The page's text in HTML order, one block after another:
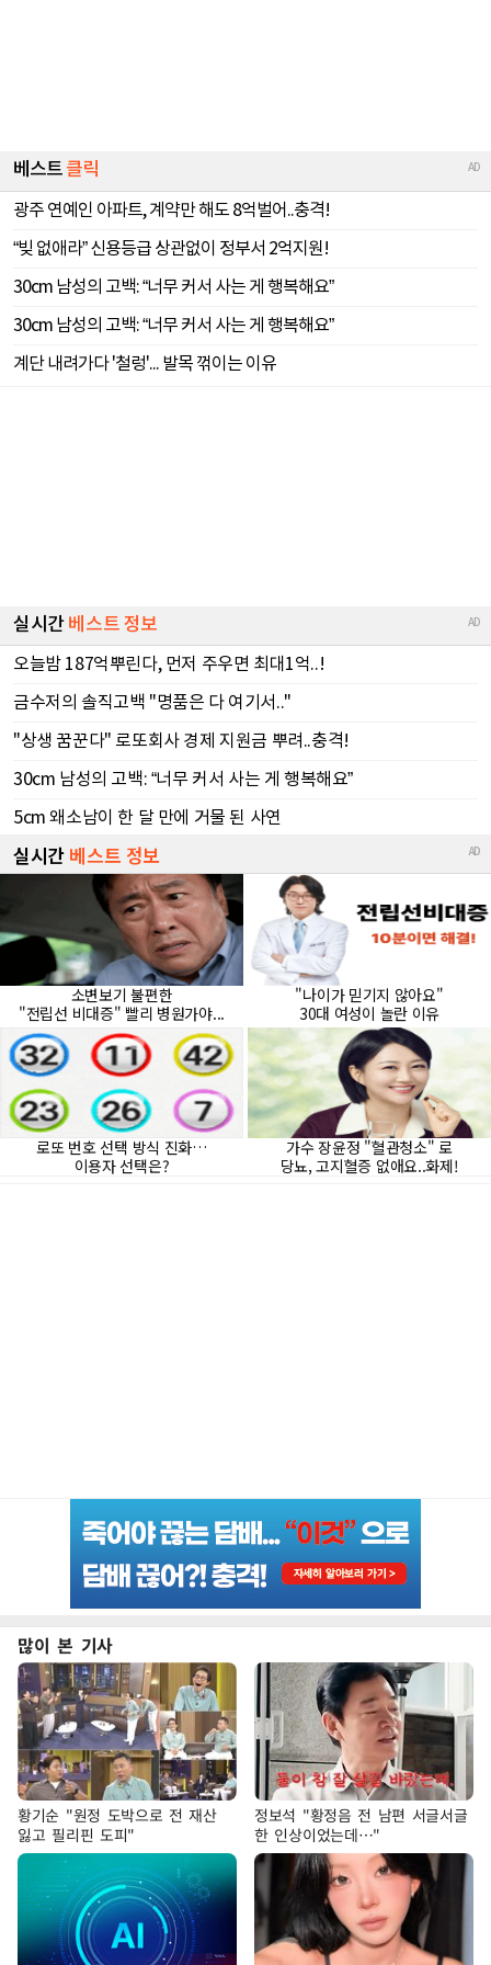
많이 본 기사
황기순 "원정 도박으로 전 재산
잃고 필리핀 도피"
정보석 "황정음 전 남편 서글서글
한 인상이었는데…"